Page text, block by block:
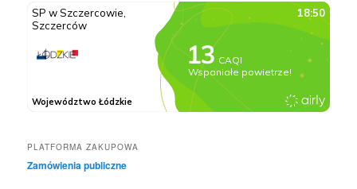
PLATFORMA ZAKUPOWA
Zamówienia publiczne